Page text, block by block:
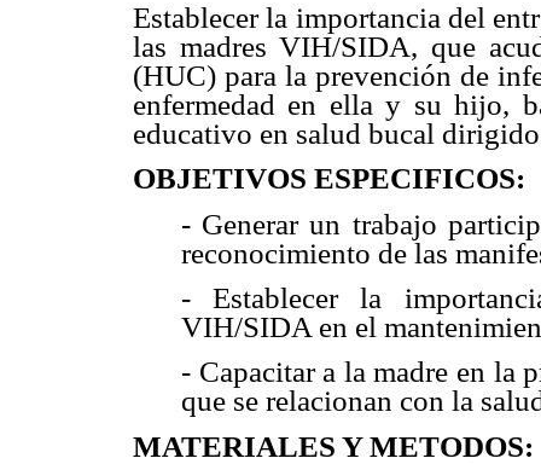
Establecer la importancia del
las madres VIH/SIDA, que
(HUC) para laprevención de
enfermedad en ella y su hijo,
educativo en salud bucal
OBJETIVOS ESPECIFICOS:
- Generar un trabajo
reconocimiento de las
-
Establecer la
VIH/SIDA en el
- Capacitar a la madre en la
que se relacionan con la
MATERIALES Y METODOS: